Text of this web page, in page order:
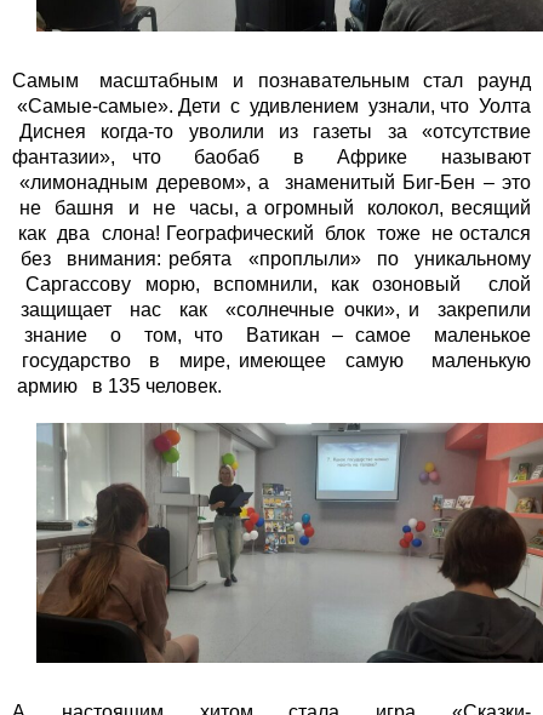
Самым масштабным и познавательным стал раунд
«Самые-самые». Дети с удивлением узнали, что Уолта
Диснея когда-то уволили из газеты за «отсутствие
фантазии», что баобаб в Африке называют
«лимонадным деревом», а знаменитый Биг-Бен – это
не башня и не часы, а огромный колокол, весящий
как два слона! Географический блок тоже не остался
без внимания: ребята «проплыли» по уникальному
Саргассову морю, вспомнили, как озоновый слой
защищает нас как «солнечные очки», и закрепили
знание о том, что Ватикан – самое маленькое
государство в мире, имеющее самую маленькую
армию в 135 человек.